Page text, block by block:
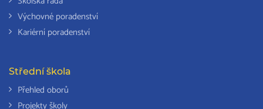
Výchovné poradenství
Kariérní poradenství
Střední škola
Přehled oborů
Projekty školy